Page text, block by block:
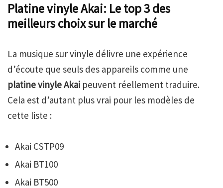
Platine vinyle Akai: Le top 3 des
meilleurs choix sur le marché
La musique sur vinyle délivre une expérience
d’écoute que seuls des appareils comme une
platine vinyle Akai peuvent réellement traduire.
Cela est d’autant plus vrai pour les modèles de
cette liste :
Akai CSTP09
Akai BT100
Akai BT500